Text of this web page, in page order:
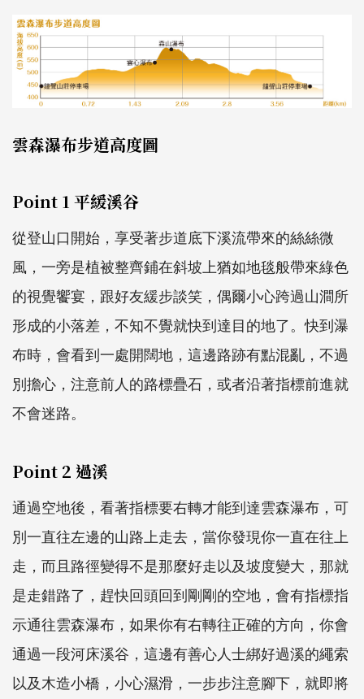
雲森瀑布步道高度圖
Point 1 平緩溪谷
從登山口開始，享受著步道底下溪流帶來的絲絲微
風，一旁是植被整齊鋪在斜坡上猶如地毯般帶來綠色
的視覺饗宴，跟好友緩步談笑，偶爾小心跨過山澗所
形成的小落差，不知不覺就快到達目的地了。快到瀑
布時，會看到一處開闊地，這邊路跡有點混亂，不過
別擔心，注意前人的路標疊石，或者沿著指標前進就
不會迷路。
Point 2 過溪
通過空地後，看著指標要右轉才能到達雲森瀑布，可
別一直往左邊的山路上走去，當你發現你一直在往上
走，而且路徑變得不是那麼好走以及坡度變大，那就
是走錯路了，趕快回頭回到剛剛的空地，會有指標指
示通往雲森瀑布，如果你有右轉往正確的方向，你會
通過一段河床溪谷，這邊有善心人士綁好過溪的繩索
以及木造小橋，小心濕滑，一步步注意腳下，就即將